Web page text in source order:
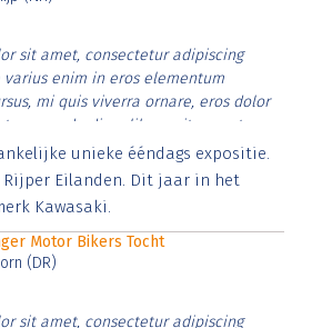
sit amet, consectetur adipiscing
varius enim in eros elementum
mi quis viverra ornare, eros dolor
commodo diam libero vitae erat.
nibh et justo cursus id rutrum lorem
sem vitae risus tristique posuere.
unieke ééndags expositie.
Rijper Eilanden. Dit jaar in het
Kawasaki.
Motor Bikers Tocht
(DR)
sit amet, consectetur adipiscing